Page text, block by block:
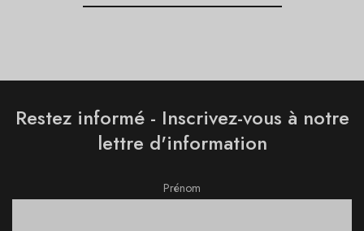
Restez informé - Inscrivez-vous à notre
lettre d'information
Prénom